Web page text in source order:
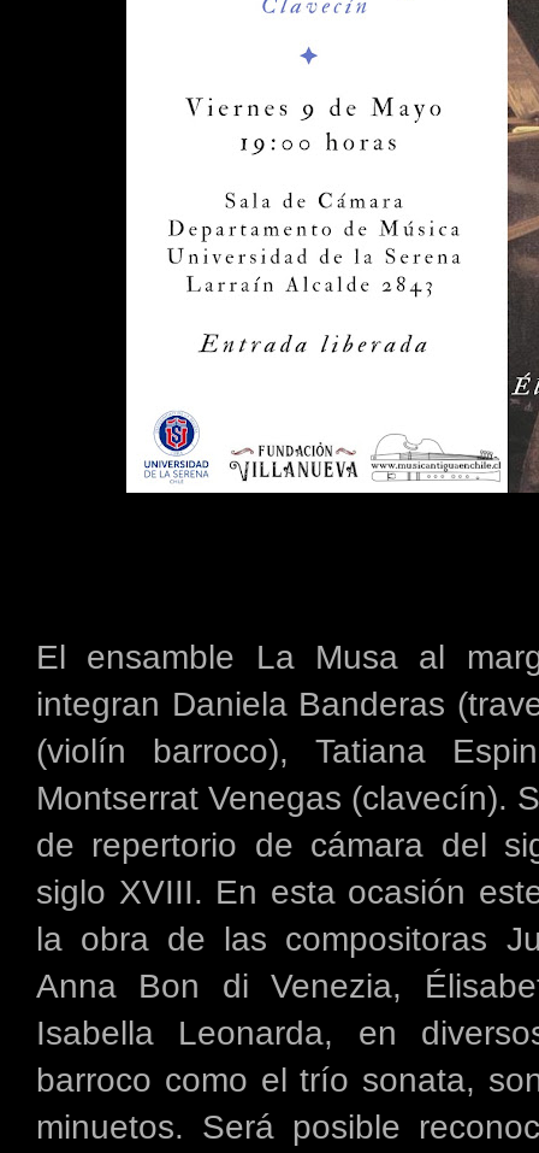
El ensamble La Musa al
integran Daniela Banderas
(violín barroco), Tatiana
Montserrat Venegas (clavecín).
de repertorio de cámara del
siglo XVIII. En esta ocasión
la obra de las compositoras
Anna Bon di Venezia,
Isabella Leonarda, en
barroco como el trío sonata,
minuetos. Será posible